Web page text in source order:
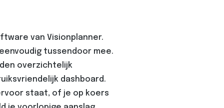
van Visionplanner.
tussendoor mee.
overzichtelijk
dashboard.
staat, of je op koers